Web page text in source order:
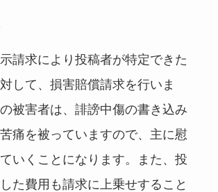
請求により投稿者が特定できた
して、損害賠償請求を行いま
被害者は、誹謗中傷の書き込み
痛を被っていますので、主に慰
いくことになります。また、投
た費用も請求に上乗せすること